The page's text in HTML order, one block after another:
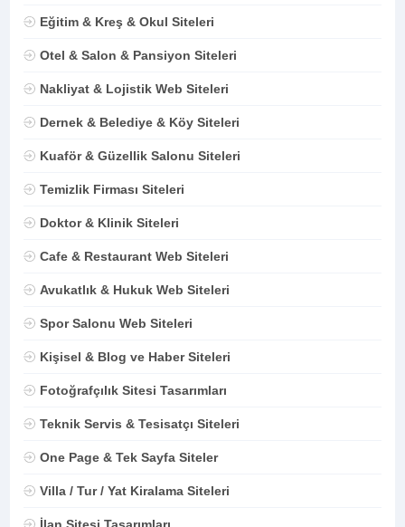
Eğitim & Kreş & Okul Siteleri
Otel & Salon & Pansiyon Siteleri
Nakliyat & Lojistik Web Siteleri
Dernek & Belediye & Köy Siteleri
Kuaför & Güzellik Salonu Siteleri
Temizlik Firması Siteleri
Doktor & Klinik Siteleri
Cafe & Restaurant Web Siteleri
Avukatlık & Hukuk Web Siteleri
Spor Salonu Web Siteleri
Kişisel & Blog ve Haber Siteleri
Fotoğrafçılık Sitesi Tasarımları
Teknik Servis & Tesisatçı Siteleri
One Page & Tek Sayfa Siteler
Villa / Tur / Yat Kiralama Siteleri
İlan Sitesi Tasarımları